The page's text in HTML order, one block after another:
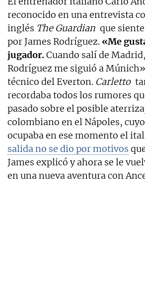
reconocido en una entrevista
inglés The Guardian que
por James Rodríguez. «Me
jugador.Cuando salí de
Rodríguez me siguió a
técnico del Everton. Carletto
recordaba todos los rumores
pasado sobre el posible
colombiano en el Nápoles,
ocupaba en ese momento el
salida no se dio por motivos
James explicó y ahora se le
en una nueva aventura con